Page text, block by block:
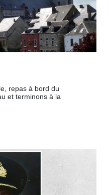
repas à bord du
et terminons à la